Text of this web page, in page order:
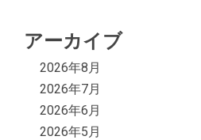
アーカイブ
2026年8月
2026年7月
2026年6月
2026年5月